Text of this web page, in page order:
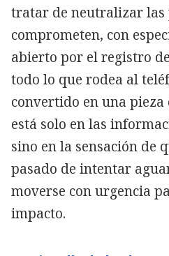
tratar de neutralizar las
comprometen, con
abierto por el registro
todo lo que rodea al
convertido en una pieza
está solo en las
sino en la sensación de
pasado de intentar
moverse con urgencia
impacto.